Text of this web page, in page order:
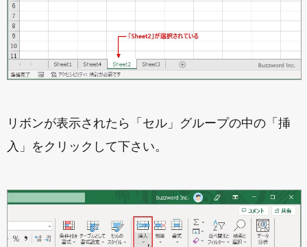
リボンが表示されたら「セル」グループの中の「挿
入」をクリックして下さい。